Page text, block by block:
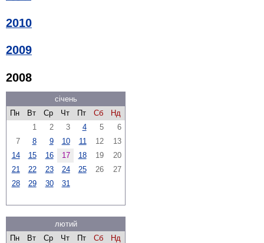
2010
2009
2008
січень
Пн
Вт Ср Чт Пт Сб
Нд
1
2 3 4 5
6
7
8 9 10 11 12
13
14
15 16 17 18 19
20
21
22 23 24 25 26
27
28
29 30 31
лютий
Пн
Вт Ср Чт Пт Сб
Нд